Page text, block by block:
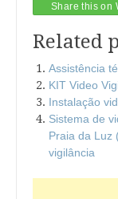
Share this on
Related
Assistência
KIT Video
Instalação
Sistema de
Praia da Luz
vigilância